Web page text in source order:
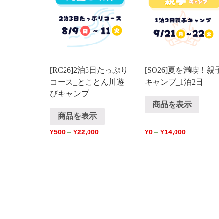
[RC26]2泊3日たっぷり
コース_とことん川遊
びキャンプ
¥500 – ¥22,000
商品を表示
[SO26]夏を満喫！親
キャンプ_1泊2日
¥0– ¥14,000
商品を表示